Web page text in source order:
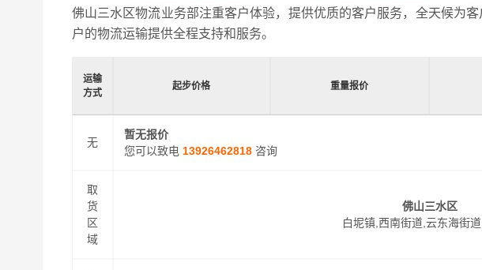
佛山三水区物流业务部注重客户体验，提供优质的客户服务，全天候为
户的物流运输提供全程支持和服务。
运输
方式
起步价格 重量报价
无
暂无报价
您可以致电 13926462818咨询
取
货
区
域
佛山三水区
白坭镇,西南街道,云东海街